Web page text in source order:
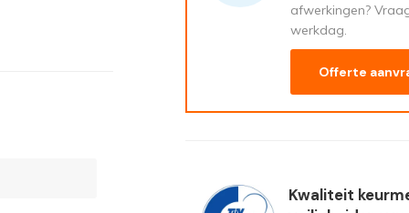
afwerkingen?
werkdag.
Offerte
Kwaliteit